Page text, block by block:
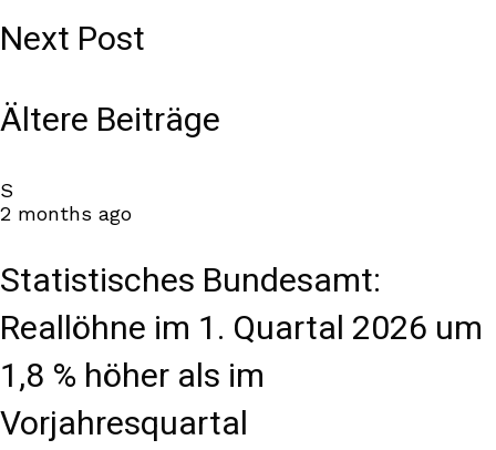
Next Post
Ältere Beiträge
S
2 months ago
Statistisches Bundesamt:
Reallöhne im 1. Quartal 2026 um
1,8 % höher als im
Vorjahresquartal